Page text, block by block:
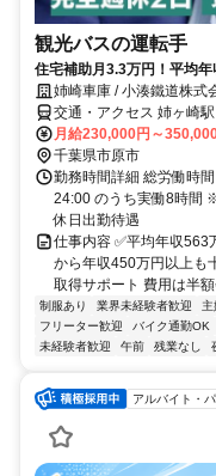
観光バスの運転手
住宅補助月3.3万円！平均
姉崎車庫 / 小湊鐵道株式
交通・アクセス 姉ヶ崎
月給230,000円～
千葉県市原市
勤務時間詳細 総労働時
24:00 のうち実働8時間
休日出勤待遇
仕事内容 ✅平均年収563
から年収450万円以上も
取得サポート 費用は半
制服あり 業界未経験者歓迎
フリーター歓迎
バイク通勤OK
未経験者歓迎
午前 残業なし
アルバイト・